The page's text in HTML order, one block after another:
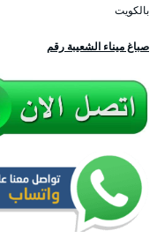
بالكويت
صباغ ميناء الشعيبة رقم